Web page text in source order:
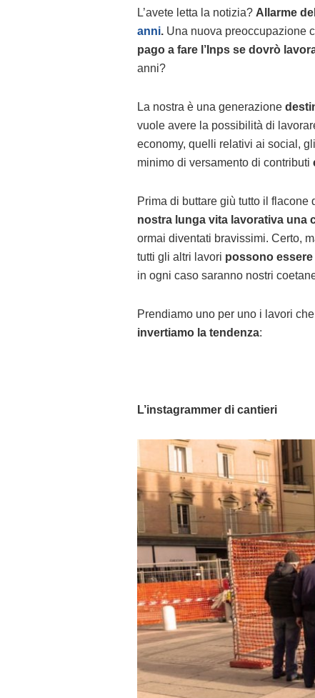
L’avete letta la notizia? Allarme
anni. Una nuova preoccupazione
pago a fare l’Inps se dovrò
anni?
La nostra è una generazione
vuole avere la possibilità di
economy, quelli relativi ai social,
minimo di versamento di contributi
Prima di buttare giù tutto il flacone
nostra lunga vita lavorativa una
ormai diventati bravissimi. Certo,
tutti gli altri lavori possono
in ogni caso saranno nostri
Prendiamo uno per uno i lavori
invertiamo la tendenza:
L’instagrammer di cantieri